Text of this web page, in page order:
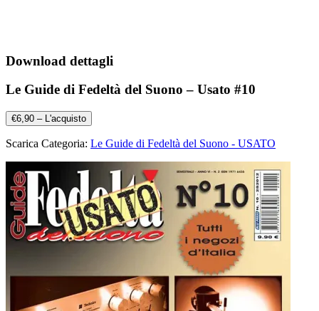
Download dettagli
Le Guide di Fedeltà del Suono – Usato #10
€6,90 – L'acquisto
Scarica Categoria: Le Guide di Fedeltà del Suono - USATO